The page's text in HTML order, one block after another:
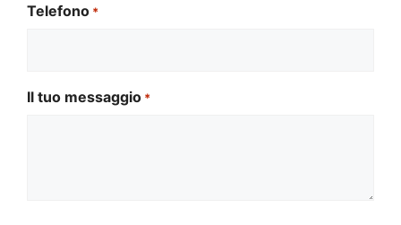
Telefono *
Il tuo messaggio *